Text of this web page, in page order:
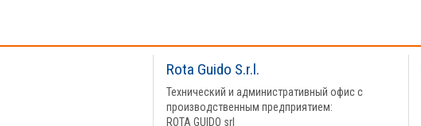
Rota Guido S.r.l.
Технический и административный офис с
производственным предприятием:
ROTA GUIDO srl